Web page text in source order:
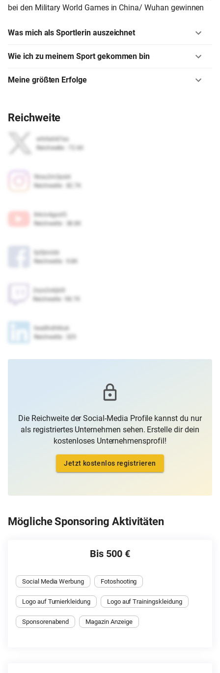
bei den Military World Games in China/ Wuhan gewinnen
Was mich als Sportlerin auszeichnet
Wie ich zu meinem Sport gekommen bin
Meine größten Erfolge
Reichweite
wfxfa6i67as
Reichweite
72.6K
9bsu2m3psld
Reichweite
82.7K
84civ4gyot5
Reichweite
38.8K
tjz0jnclzb
Reichweite
9.8K
2xyx2o6jb0l
Reichweite
98.7K
twa8hdt46uk
Reichweite
Die Reichweite der Social-Media Profile kannst du nur
als registriertes Unternehmen sehen. Erstelle dir dein
kostenloses Unternehmensprofil!
Jetzt kostenlos registrieren
Mögliche Sponsoring Aktivitäten
Bis 500 €
Social Media Werbung Fotoshooting
Logo auf Turnierkleidung Logo auf Trainingskleidung
Sponsorenabend Magazin Anzeige